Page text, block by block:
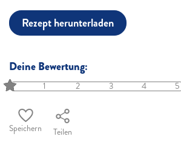
Rezept herunterladen
Deine Bewertung:
1 2 3 4 5
Speichern Teilen